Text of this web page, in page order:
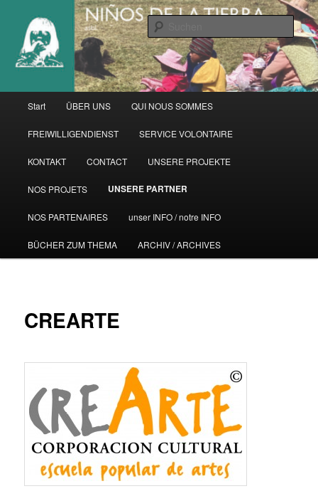
primären
Inhalt
springen
Start ÜBER UNS QUI NOUS SOMMES
FREIWILLIGENDIENST SERVICE VOLONTAIRE
KONTAKT CONTACT UNSERE PROJEKTE
NOS PROJETS UNSERE PARTNER
NOS PARTENAIRES unser INFO / notre INFO
BÜCHER ZUM THEMA ARCHIV / ARCHIVES
CREARTE